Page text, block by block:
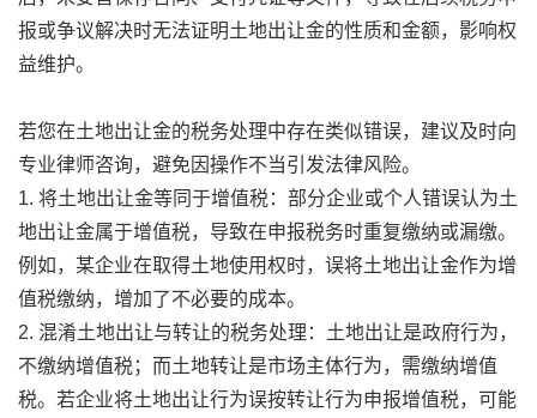
报或争议解决时无法证明土地出让金的性质和金额，影响权
益维护。
若您在土地出让金的税务处理中存在类似错误，建议及时向
专业律师咨询，避免因操作不当引发法律风险。
1. 将土地出让金等同于增值税：部分企业或个人错误认为土
地出让金属于增值税，导致在申报税务时重复缴纳或漏缴。
例如，某企业在取得土地使用权时，误将土地出让金作为增
值税缴纳，增加了不必要的成本。
2. 混淆土地出让与转让的税务处理：土地出让是政府行为，
不缴纳增值税；而土地转让是市场主体行为，需缴纳增值
税。若企业将土地出让行为误按转让行为申报增值税，可能